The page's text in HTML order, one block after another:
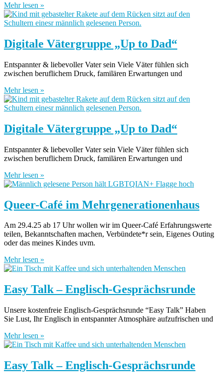
Mehr lesen »
Digitale Vätergruppe „Up to Dad“
Entspannter & liebevoller Vater sein Viele Väter fühlen sich
zwischen beruflichem Druck, familären Erwartungen und
Mehr lesen »
Digitale Vätergruppe „Up to Dad“
Entspannter & liebevoller Vater sein Viele Väter fühlen sich
zwischen beruflichem Druck, familären Erwartungen und
Mehr lesen »
Queer-Café im Mehrgenerationenhaus
Am 29.4.25 ab 17 Uhr wollen wir im Queer-Café Erfahrungswerte
teilen, Bekanntschaften machen, Verbündete*r sein, Eigenes Outing
oder das meines Kindes uvm.
Mehr lesen »
Easy Talk – Englisch-Gesprächsrunde
Unsere kostenfreie Englisch-Gesprächsrunde “Easy Talk” Haben
Sie Lust, Ihr Englisch in entspannter Atmosphäre aufzufrischen und
Mehr lesen »
Easy Talk – Englisch-Gesprächsrunde